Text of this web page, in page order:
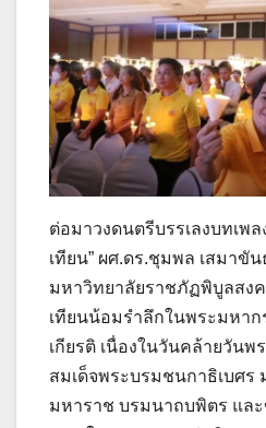
ต่อมาวงดนตรีบรรเลงบทเพ
เทียน” ผศ.ดร.ชุมพล เสมาขั
มหาวิทยาลัยราชภัฏพิบูลสง
เทียนน้อมรำลึกในพระมหา
เกียรติ เนื่องในวันคล้ายวัน
สมเด็จพระบรมชนกาธิเบศร
มหาราช บรมนาถบพิตร แล